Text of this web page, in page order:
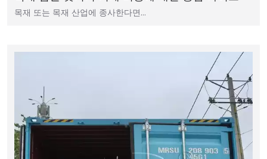
목재 또는 목재 산업에 종사한다면…